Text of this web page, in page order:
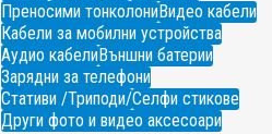
Преносими тонколониВидео кабели
Кабели за мобилни устройства
Аудио кабелиВъншни батерии
Зарядни за телефони
Стативи /Триподи/Селфи стикове
Други фото и видео аксесоари